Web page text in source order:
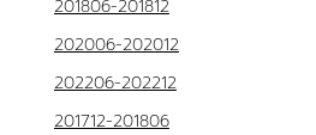
201806-201812
202006-202012
202206-202212
201712-201806